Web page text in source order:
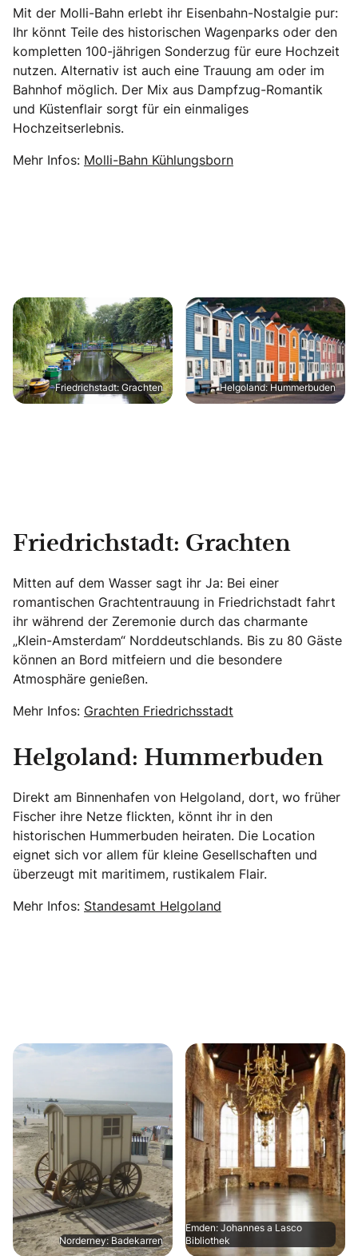
Mit der Molli-Bahn erlebt ihr Eisenbahn-Nostalgie pur:
Ihr könnt Teile des historischen Wagenparks oder den
kompletten 100-jährigen Sonderzug für eure Hochzeit
nutzen. Alternativ ist auch eine Trauung am oder im
Bahnhof möglich. Der Mix aus Dampfzug-Romantik
und Küstenflair sorgt für ein einmaliges
Hochzeitserlebnis.
Mehr Infos: Molli-Bahn Kühlungsborn
Friedrichstadt: Grachten Helgoland: Hummerbuden
Friedrichstadt: Grachten
Mitten auf dem Wasser sagt ihr Ja: Bei einer
romantischen Grachtentrauung in Friedrichstadt fahrt
ihr während der Zeremonie durch das charmante
„Klein-Amsterdam“ Norddeutschlands. Bis zu 80 Gäste
können an Bord mitfeiern und die besondere
Atmosphäre genießen.
Mehr Infos: Grachten Friedrichsstadt
Helgoland: Hummerbuden
Direkt am Binnenhafen von Helgoland, dort, wo früher
Fischer ihre Netze flickten, könnt ihr in den
historischen Hummerbuden heiraten. Die Location
eignet sich vor allem für kleine Gesellschaften und
überzeugt mit maritimem, rustikalem Flair.
Mehr Infos: Standesamt Helgoland
Norderney: Badekarren
Emden: Johannes a Lasco
Bibliothek